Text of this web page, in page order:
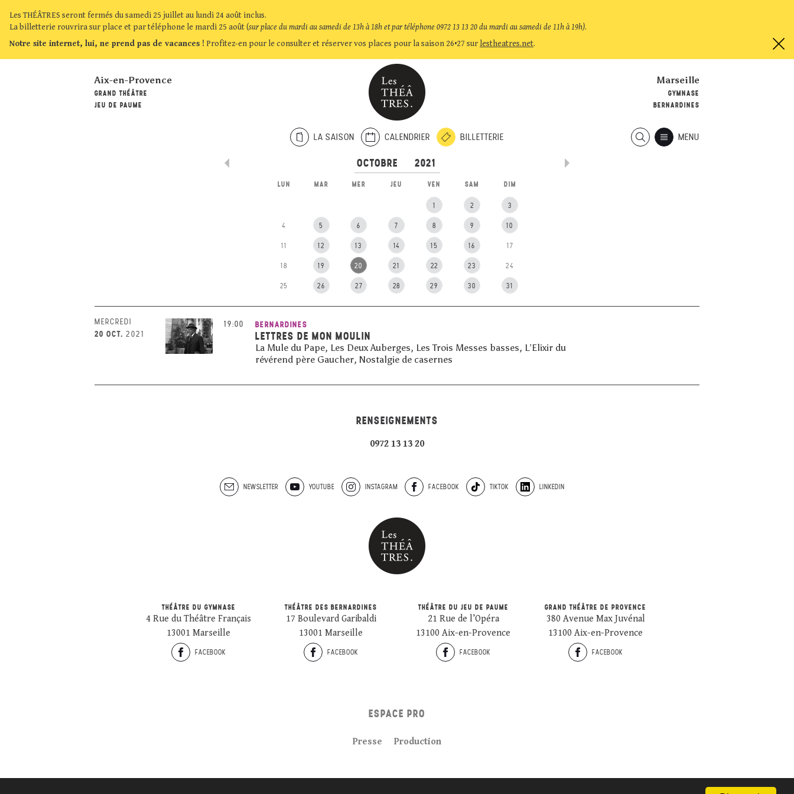
Les THÉÂTRES seront fermés du samedi 25 juillet au lundi 24 août inclus.
La billetterie rouvrira sur place et par téléphone le mardi 25 août (sur place du mardi au samedi de 13h à 18h et par téléphone 0972 13 13 20 du mardi au samedi de 11h à 19h).
Notre site internet, lui, ne prend pas de vacances ! Profitez-en pour le consulter et réserver vos places pour la saison 26•27 sur lestheatres.net.
Marseille
GYMNASE
BERNARDINES
Aix-en-Provence
GRAND THÉÂTRE
JEU DE PAUME
LA SAISON CALENDRIER BILLETTERIE MENU
LUN MAR MER JEU VEN SAM DIM
1 2 3
4 5 6 7 8 9 10
11 12 13 14 15 16 17
18 19 20 21 22 23 24
25 26 27 28 29 30 31
MERCREDI
20 OCT. 2021
19:00 BERNARDINES
LETTRES DE MON MOULIN
La Mule du Pape, Les Deux Auberges, Les Trois Messes basses, L’Elixir du
révérend père Gaucher, Nostalgie de casernes
RENSEIGNEMENTS
0972 13 13 20
NEWSLETTER YOUTUBE INSTAGRAM FACEBOOK TIKTOK LINKEDIN
THÉÂTRE DU GYMNASE
4 Rue du Théâtre Français
13001 Marseille
FACEBOOK
THÉÂTRE DES BERNARDINES
17 Boulevard Garibaldi
13001 Marseille
FACEBOOK
THÉÂTRE DU JEU DE PAUME
21 Rue de l’Opéra
13100 Aix-en-Provence
FACEBOOK
GRAND THÉÂTRE DE PROVENCE
380 Avenue Max Juvénal
13100 Aix-en-Provence
FACEBOOK
ESPACE PRO
Presse Production